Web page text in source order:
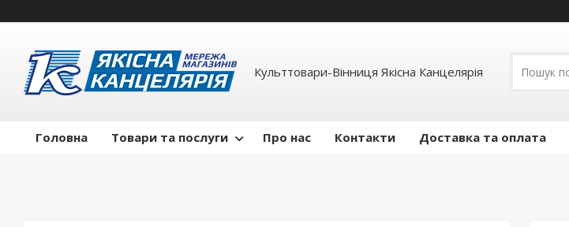
Культтовари-Вінниця Якісна Канцелярія
Головна Товари та послуги Про нас Контакти Доставка та оплата